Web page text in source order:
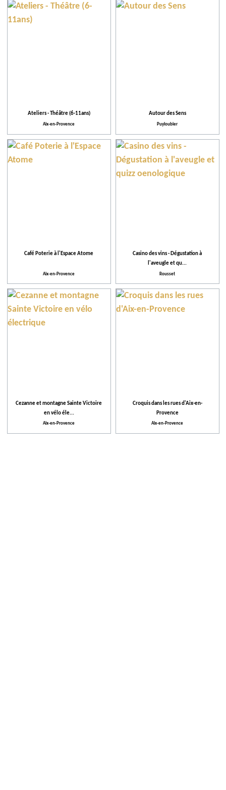
Ateliers - Théâtre (6-11ans)
Aix-en-Provence
Autour des Sens
Puyloubier
Café Poterie à l'Espace Atome
Aix-en-Provence
Casino des vins - Dégustation à
l'aveugle et qu...
Rousset
Cezanne et montagne Sainte Victoire
en vélo éle...
Aix-en-Provence
Croquis dans les rues d'Aix-en-
Provence
Aix-en-Provence